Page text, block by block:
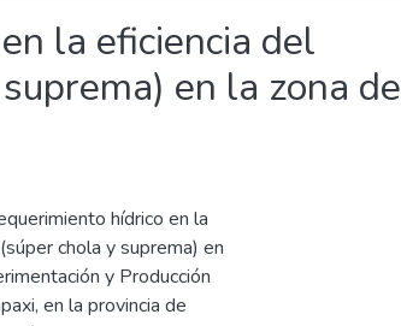
la eficiencia del
en la zona de
hídrico en la
chola y suprema) en
y Producción
en la provincia de